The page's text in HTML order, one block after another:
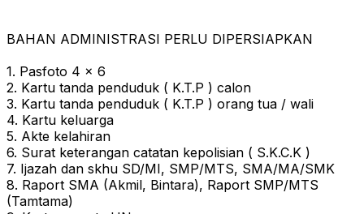
BAHAN ADMINISTRASI PERLU DIPERSIAPKAN
1. Pasfoto 4 x 6
2. Kartu tanda penduduk ( K.T.P ) calon
3. Kartu tanda penduduk ( K.T.P ) orang tua / wali
4. Kartu keluarga
5. Akte kelahiran
6. Surat keterangan catatan kepolisian ( S.K.C.K )
7. Ijazah dan skhu SD/MI, SMP/MTS, SMA/MA/SMK
8. Raport SMA (Akmil, Bintara), Raport SMP/MTS
(Tamtama)